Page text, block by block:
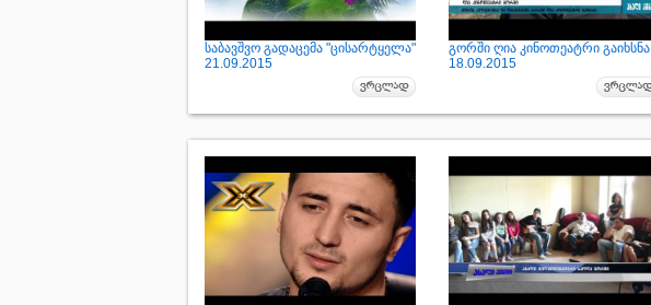
საბავშვო გადაცემა "ცისარტყელა"
21.09.2015
გორში ღია კინოთეატრი გაიხსნა
18.09.2015